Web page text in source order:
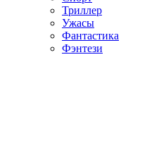
Триллер
Ужасы
Фантастика
Фэнтези